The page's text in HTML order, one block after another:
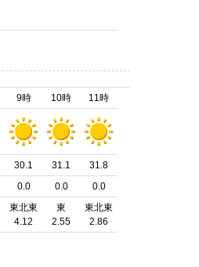
9時
30.1
0.0
東北東
4.12
10時
31.1
0.0
東
2.55
11時
31.8
0.0
東北東
2.86